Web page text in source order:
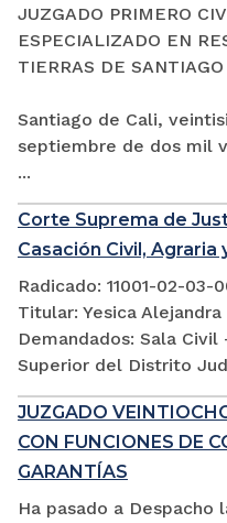
JUZGADO PRIMERO
ESPECIALIZADO EN
TIERRAS DE
Santiago de Cali,
septiembre de dos mil
...
Corte Suprema de
Casación Civil, Agraria
Radicado: 11001-02-
Titular: Yesica
Demandados: Sala
Superior del Distrito
JUZGADO
CON FUNCIONES DE
GARANTÍAS
Ha pasado a Despacho